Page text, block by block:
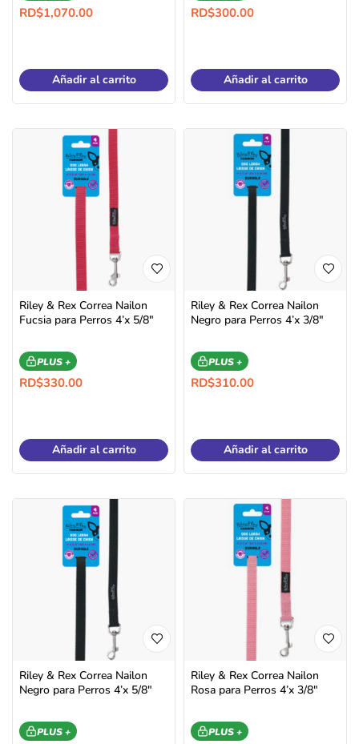
RD$1,070.00
Añadir al carrito
RD$300.00
Añadir al carrito
Riley & Rex Correa Nailon
Fucsia para Perros 4’x 5/8″
PLUS +
RD$330.00
Añadir al carrito
Riley & Rex Correa Nailon
Negro para Perros 4’x 3/8″
PLUS +
RD$310.00
Añadir al carrito
Riley & Rex Correa Nailon
Negro para Perros 4’x 5/8″
PLUS +
Riley & Rex Correa Nailon
Rosa para Perros 4’x 3/8″
PLUS +